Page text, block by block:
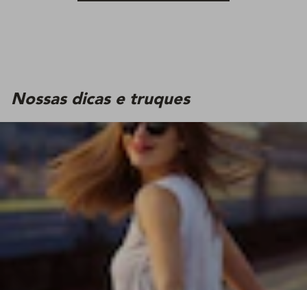
Nossas dicas e truques